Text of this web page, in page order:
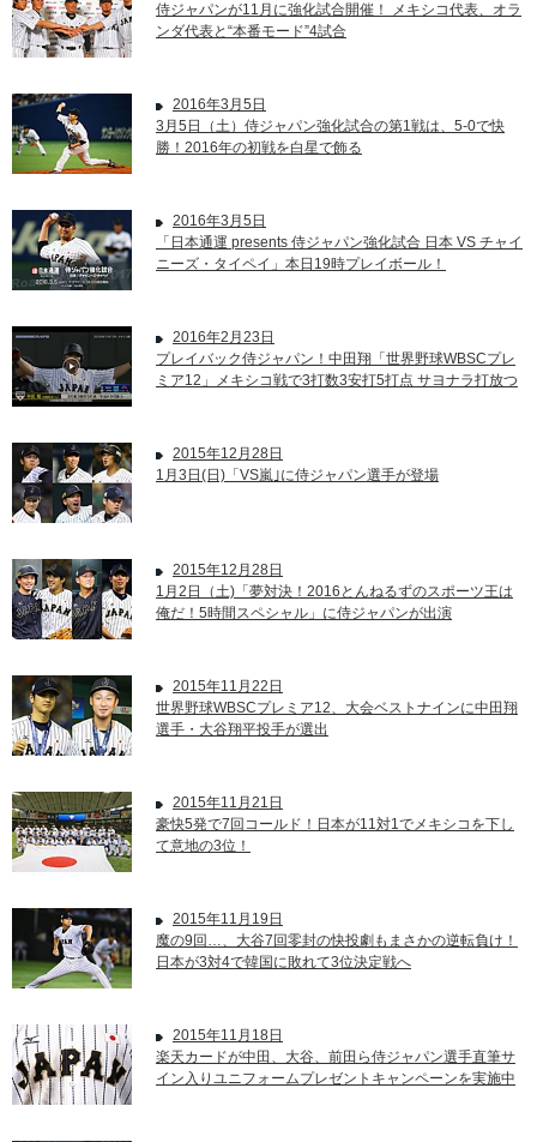
侍ジャパンが11月に強化試合開催！ メキシコ代表、オラ
ンダ代表と“本番モード”4試合
2016年3月5日
3月5日（土）侍ジャパン強化試合の第1戦は、5-0で快
勝！2016年の初戦を白星で飾る
2016年3月5日
「日本通運 presents 侍ジャパン強化試合 日本 VS チャイ
ニーズ・タイペイ」本日19時プレイボール！
2016年2月23日
プレイバック侍ジャパン！中田翔「世界野球WBSCプレ
ミア12」メキシコ戦で3打数3安打5打点 サヨナラ打放つ
2015年12月28日
1月3日(日)「VS嵐｣に侍ジャパン選手が登場
2015年12月28日
1月2日（土)「夢対決！2016とんねるずのスポーツ王は
俺だ！5時間スペシャル」に侍ジャパンが出演
2015年11月22日
世界野球WBSCプレミア12、大会ベストナインに中田翔
選手・大谷翔平投手が選出
2015年11月21日
豪快5発で7回コールド！日本が11対1でメキシコを下し
て意地の3位！
2015年11月19日
魔の9回…、大谷7回零封の快投劇もまさかの逆転負け！
日本が3対4で韓国に敗れて3位決定戦へ
2015年11月18日
楽天カードが中田、大谷、前田ら侍ジャパン選手直筆サ
イン入りユニフォームプレゼントキャンペーンを実施中